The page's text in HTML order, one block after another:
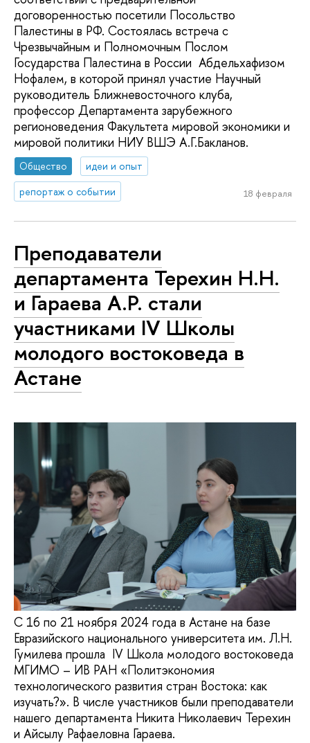
договоренностью посетили Посольство
Палестины в РФ. Состоялась встреча с
Чрезвычайным и Полномочным Послом
Государства Палестина в России Абдельхафизом
Нофалем, в которой принял участие Научный
руководитель Ближневосточного клуба,
профессор Департамента зарубежного
регионоведения Факультета мировой экономики и
мировой политики НИУ ВШЭ А.Г.Бакланов.
Общество
идеи и опыт
репортаж о событии
18 февраля
Преподаватели
департамента Терехин Н.Н.
и Гараева А.Р. стали
участниками IV Школы
молодого востоковеда в
Астане
С 16 по 21 ноября 2024 года в Астане на базе
Евразийского национального университета им. Л.Н.
Гумилева прошла IV Школа молодого востоковеда
МГИМО – ИВ РАН «Политэкономия
технологического развития стран Востока: как
изучать?». В числе участников были преподаватели
нашего департамента Никита Николаевич Терехин
и Айсылу Рафаеловна Гараева.